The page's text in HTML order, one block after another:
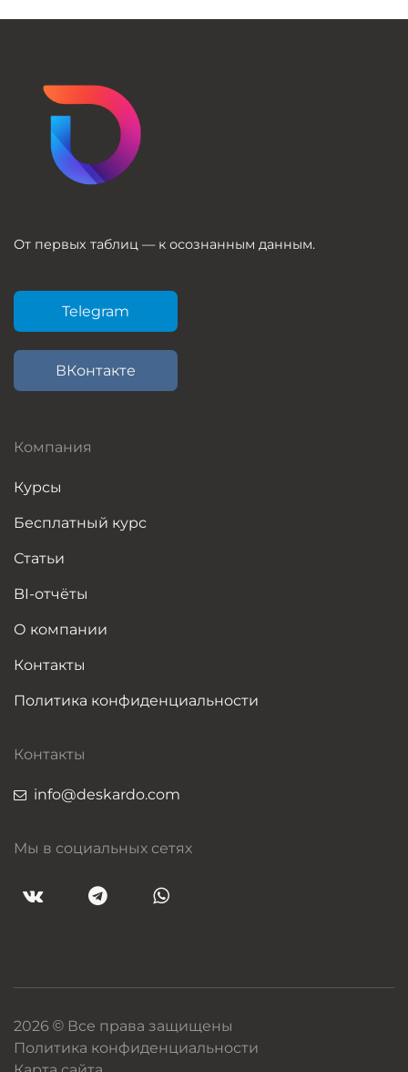
От первых таблиц — к осознанным данным.
Telegram
ВКонтакте
Компания
Курсы
Бесплатный курс
Статьи
BI-отчёты
О компании
Контакты
Политика конфиденциальности
Контакты
info@deskardo.com
Мы в социальных сетях
2026 © Все права защищены
Политика конфиденциальности